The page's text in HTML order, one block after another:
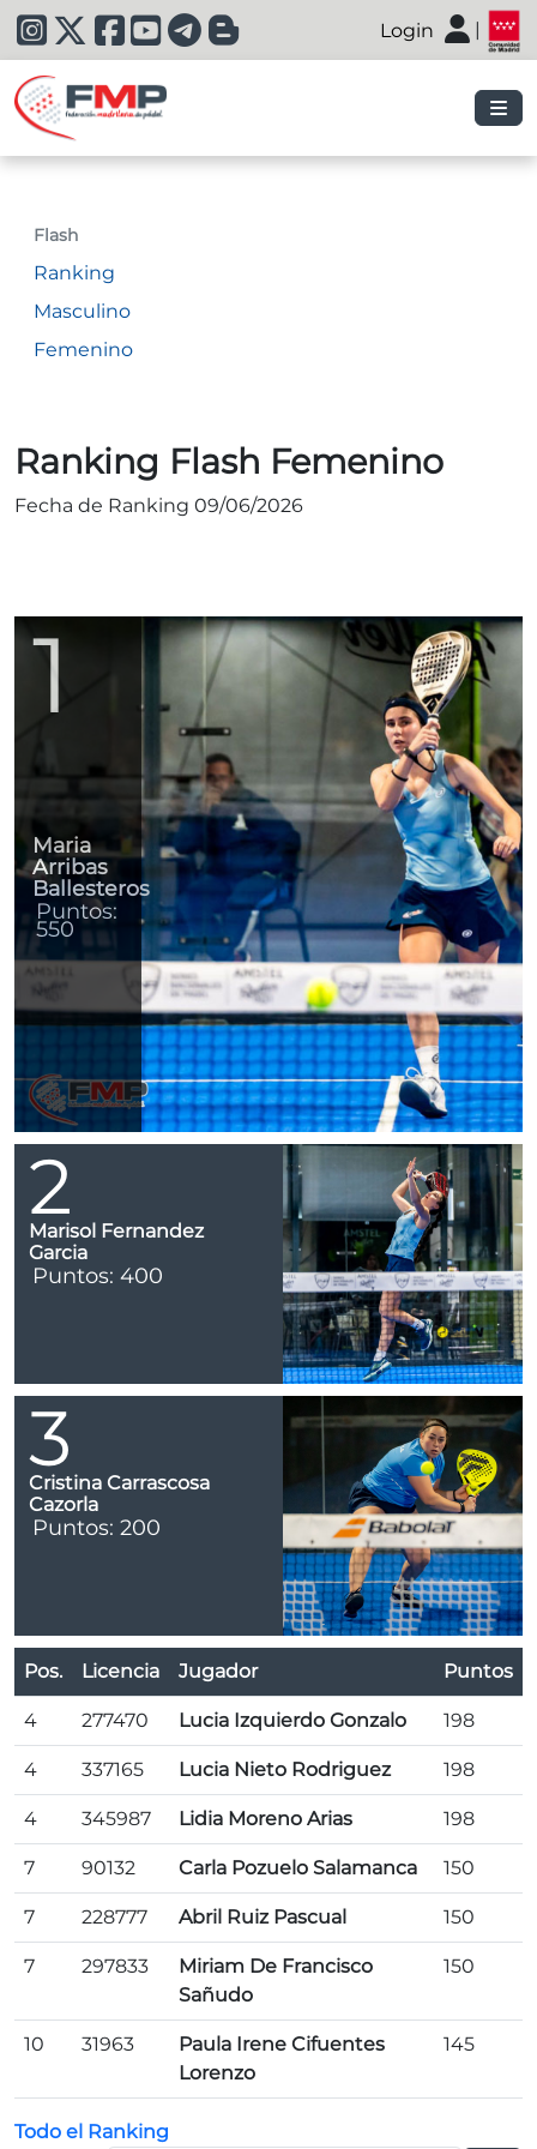
|
Login |
Flash
Ranking
Masculino
Femenino
Ranking Flash Femenino
Fecha de Ranking 09/06/2026
1
Maria
Arribas
Ballesteros
Puntos:
550
2
Marisol Fernandez
Garcia
Puntos: 400
3
Cristina Carrascosa
Cazorla
Puntos: 200
Pos. Licencia Jugador Puntos
4 277470 Lucia Izquierdo Gonzalo 198
4 337165 Lucia Nieto Rodriguez 198
4 345987 Lidia Moreno Arias 198
7 90132 Carla Pozuelo Salamanca 150
7 228777 Abril Ruiz Pascual 150
7 297833
Miriam De Francisco
Sañudo
150
10 31963
Paula Irene Cifuentes
Lorenzo
145
Todo el Ranking